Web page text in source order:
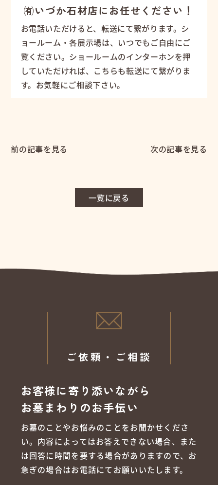
㈲いづか石材店にお任せください！
お電話いただけると、転送にて繋がります。シ
ョールーム・各展示場は、いつでもご自由にご
覧ください。ショールームのインターホンを押
していただければ、こちらも転送にて繋がりま
す。お気軽にご相談下さい。
前の記事を見る
一覧に戻る
次の記事を見る
ご依頼・ご相談
お客様に寄り添いながら
お墓まわりのお手伝い
お墓のことやお悩みのことをお聞かせくださ
い。内容によってはお答えできない場合、また
は回答に時間を要する場合がありますので、お
急ぎの場合はお電話にてお願いいたします。